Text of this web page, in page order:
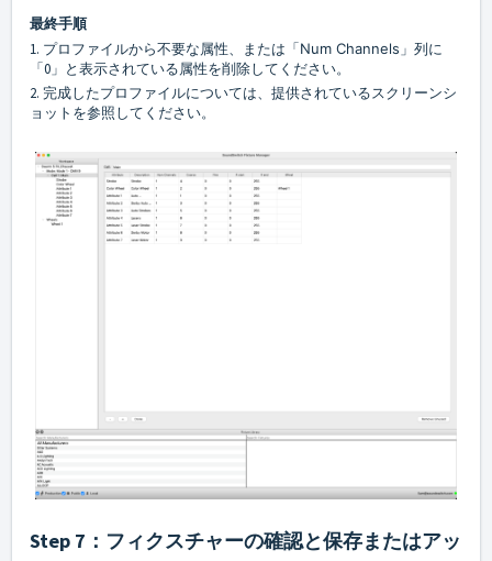
最終手順
1. プロファイルから不要な属性、または「Num Channels 」列に
「0」と表示されている属性を削除してください。
2. 完成したプロファイルについては、提供されているスクリーンシ
ョットを参照してください。
Step 7：フィクスチャーの確認と保存またはアッ